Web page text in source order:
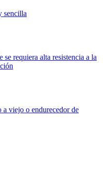
sencilla
requiera alta resistencia a la
a viejo o endurecedor de